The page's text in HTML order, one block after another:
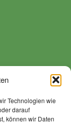
Technologien wie
darauf
können wir Daten